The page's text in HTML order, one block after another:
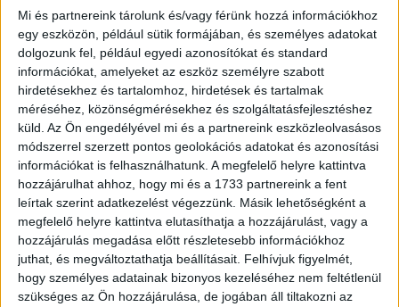
Mi és partnereink tárolunk és/vagy férünk hozzá információkhoz
egy eszközön, például sütik formájában, és személyes adatokat
dolgozunk fel, például egyedi azonosítókat és standard
információkat, amelyeket az eszköz személyre szabott
hirdetésekhez és tartalomhoz, hirdetések és tartalmak
méréséhez, közönségmérésekhez és szolgáltatásfejlesztéshez
küld. Az Ön engedélyével mi és a partnereink eszközleolvasásos
módszerrel szerzett pontos geolokációs adatokat és azonosítási
információkat is felhasználhatunk. A megfelelő helyre kattintva
hozzájárulhat ahhoz, hogy mi és a 1733 partnereink a fent
leírtak szerint adatkezelést végezzünk. Másik lehetőségként a
megfelelő helyre kattintva elutasíthatja a hozzájárulást, vagy a
hozzájárulás megadása előtt részletesebb információkhoz
juthat, és megváltoztathatja beállításait. Felhívjuk figyelmét,
hogy személyes adatainak bizonyos kezeléséhez nem feltétlenül
szükséges az Ön hozzájárulása, de jogában áll tiltakozni az
2026.07.31.
GYŐZELEM AZ ELSŐ TESZTMECCSEN